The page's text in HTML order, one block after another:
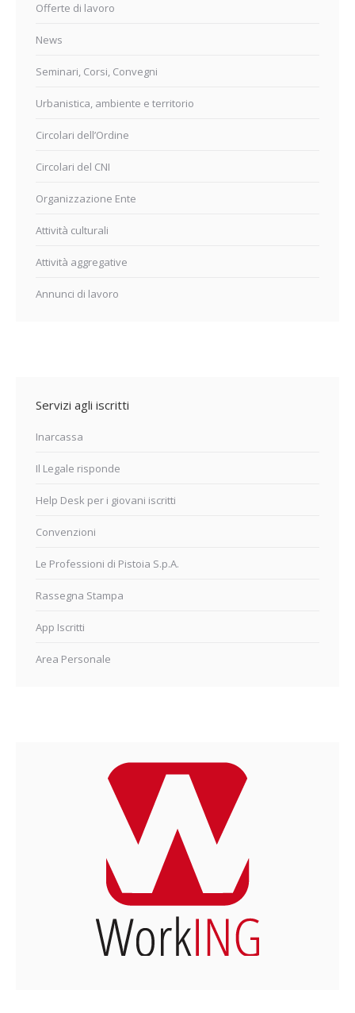
Offerte di lavoro
News
Seminari, Corsi, Convegni
Urbanistica, ambiente e territorio
Circolari dell’Ordine
Circolari del CNI
Organizzazione Ente
Attività culturali
Attività aggregative
Annunci di lavoro
Servizi agli iscritti
Inarcassa
Il Legale risponde
Help Desk per i giovani iscritti
Convenzioni
Le Professioni di Pistoia S.p.A.
Rassegna Stampa
App Iscritti
Area Personale